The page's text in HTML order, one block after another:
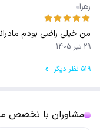
زهرا
من خیلی راضی بودم
29 تیر 1405
519 نظر دیگر
مشاوران با تخصص